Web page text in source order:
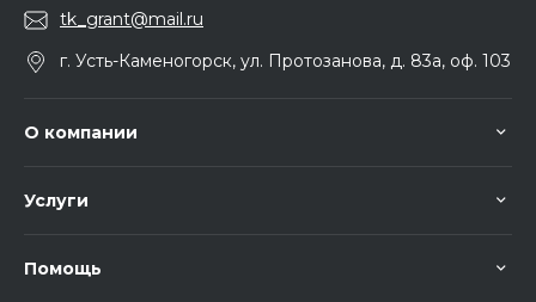
tk_grant@mail.ru
г. Усть-Каменогорск, ул. Протозанова, д. 83а, оф. 103
О компании
Услуги
Помощь